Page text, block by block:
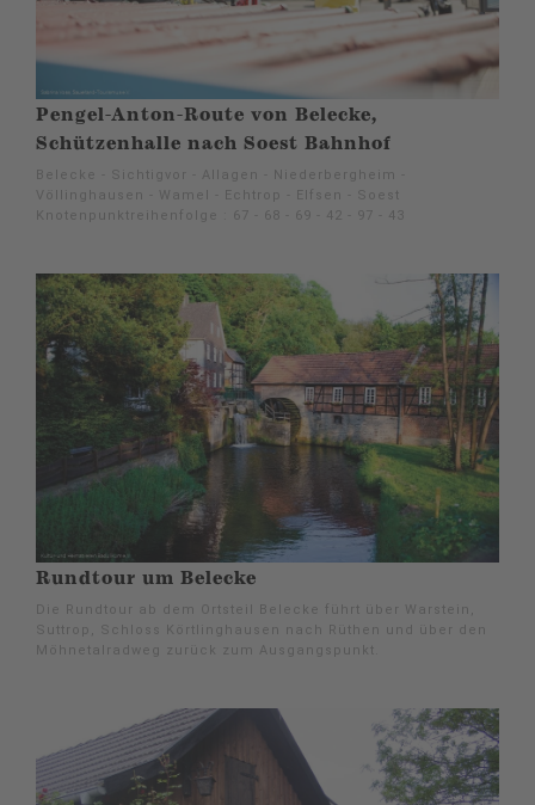
Pengel-Anton-Route von Belecke,
Schützenhalle nach Soest Bahnhof
Belecke - Sichtigvor - Allagen - Niederbergheim -
Völlinghausen - Wamel - Echtrop - Elfsen - Soest
Knotenpunktreihenfolge : 67 - 68 - 69 - 42 - 97 - 43
Rundtour um Belecke
Die Rundtour ab dem Ortsteil Belecke führt über Warstein,
Suttrop, Schloss Körtlinghausen nach Rüthen und über den
Möhnetalradweg zurück zum Ausgangspunkt.